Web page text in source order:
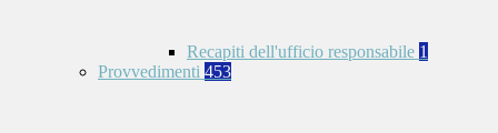
Recapiti dell'ufficio responsabile 1
Provvedimenti 453